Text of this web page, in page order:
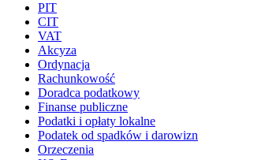
PIT
CIT
VAT
Akcyza
Ordynacja
Rachunkowość
Doradca podatkowy
Finanse publiczne
Podatki i opłaty lokalne
Podatek od spadków i darowizn
Orzeczenia